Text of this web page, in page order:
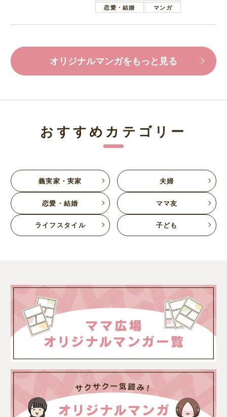
恋愛・結婚
マンガ
オリジナルマンガをもっと見る
おすすめカテゴリー
義実家・実家 夫婦
恋愛・結婚 ママ友
ライフスタイル 子ども